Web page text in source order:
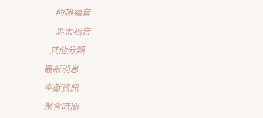
約翰福音
馬太福音
其他分類
最新消息
奉獻資訊
聚會時間